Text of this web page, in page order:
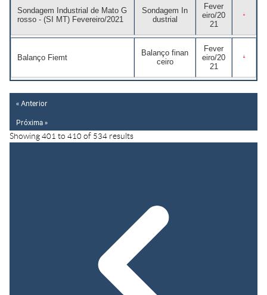
Sondagem Industrial de Mato G
rosso - (SI MT) Fevereiro/2021
Sondagem In
dustrial
Fever
eiro/20
21
Balanço Fiemt
Balanço finan
ceiro
Fever
eiro/20
21
« Anterior
Próxima »
Showing 401 to 410 of 534 results